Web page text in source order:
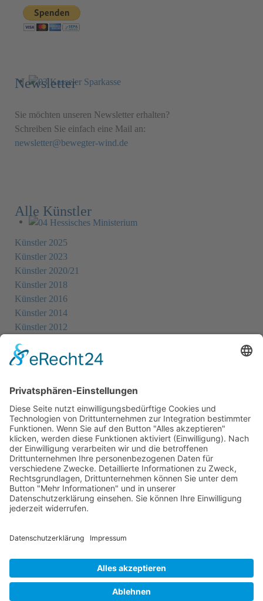
Newsletter
Sie möchten unseren Newsletter erhalten?
Schreiben Sie einfach eine Mail an:
newsletter@bewegter-wind.de
Alle Künstler
Künstler 2025
Künstler 2023
Künstler 2020/21
Künstler 2018
Künstler 2016
Künstler 2014
Künstler 2012
Künstler 2008
Künstler 2004
Alle Ausstellungsorte
Cookie-Einstellungen
Impressum
Intern